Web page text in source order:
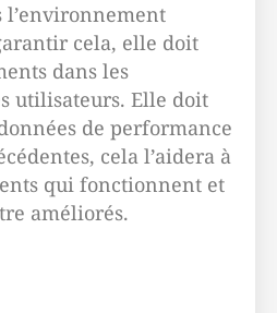
l’environnement
cela, elle doit
dans les
utilisateurs. Elle doit
de performance
cela l’aidera à
qui fonctionnent et
améliorés.